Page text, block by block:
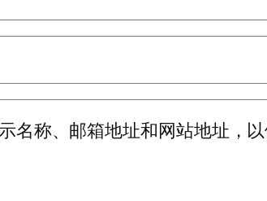
名称、邮箱地址和网站地址，以